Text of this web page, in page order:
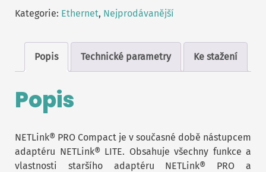
Kategorie: Ethernet, Nejprodávanější
Popis Technické parametry Ke stažení
Popis
NETLink® PRO Compact je v současné době nástupcem
adaptéru NETLink® LITE. Obsahuje všechny funkce a
vlastnosti staršího adaptéru NETLink® PRO a